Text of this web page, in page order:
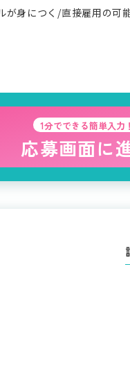
身につく/直接雇用の可
1分でできる簡単入力！
応募画面に